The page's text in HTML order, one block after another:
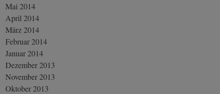
Mai 2014
April 2014
März 2014
Februar 2014
Januar 2014
Dezember 2013
November 2013
Oktober 2013